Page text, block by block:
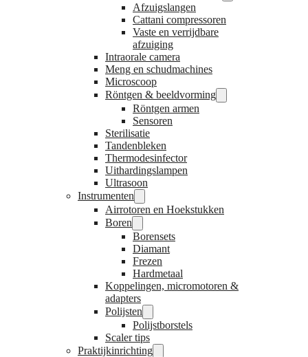
Afzuigslangen
Cattani compressoren
Vaste en verrijdbare
afzuiging
Intraorale camera
Meng en schudmachines
Microscoop
Röntgen & beeldvorming
Röntgen armen
Sensoren
Sterilisatie
Tandenbleken
Thermodesinfector
Uithardingslampen
Ultrasoon
Instrumenten
Airrotoren en Hoekstukken
Boren
Borensets
Diamant
Frezen
Hardmetaal
Koppelingen, micromotoren &
adapters
Polijsten
Polijstborstels
Scaler tips
Praktijkinrichting